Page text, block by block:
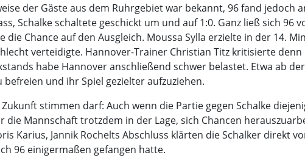
der Gäste aus dem Ruhrgebiet war bekannt, 96 fand
Schalke schaltete geschickt um und auf 1:0. Ganz ließ sich
die Chance auf den Ausgleich. Moussa Sylla erzielte in der 14.
verteidigte. Hannover-Trainer Christian Titz kritisierte
habe Hannover anschließend schwer belastet. Etwa ab
befreien und ihr Spiel gezielter aufzuziehen.
stimmen darf: Auch wenn die Partie gegen Schalke
die Mannschaft trotzdem in der Lage, sich Chancen
Karius, Jannik Rochelts Abschluss klärten die Schalker direkt
96 einigermaßen gefangen hatte.